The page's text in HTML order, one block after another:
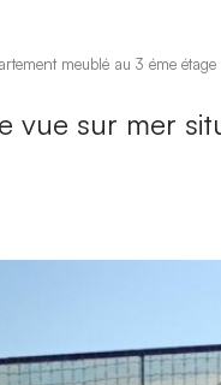
meublé au 3 éme
sur mer